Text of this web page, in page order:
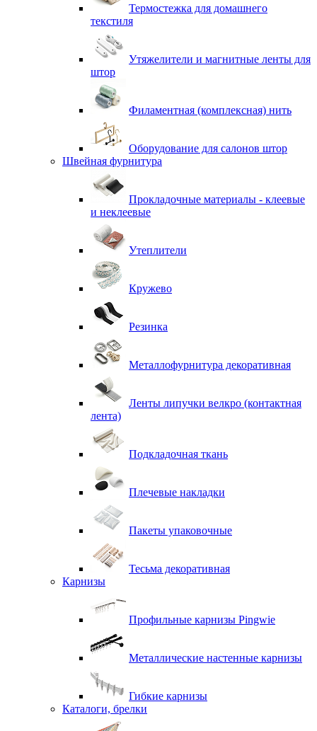
Термостежка для домашнего
текстиля
Утяжелители и магнитные ленты для
штор
Филаментная (комплексная) нить
Оборудование для салонов штор
Швейная фурнитура
Прокладочные материалы - клеевые
и неклеевые
Утеплители
Кружево
Резинка
Металлофурнитура декоративная
Ленты липучки велкро (контактная
лента)
Подкладочная ткань
Плечевые накладки
Пакеты упаковочные
Тесьма декоративная
Карнизы
Профильные карнизы Pingwie
Металлические настенные карнизы
Гибкие карнизы
Каталоги, брелки